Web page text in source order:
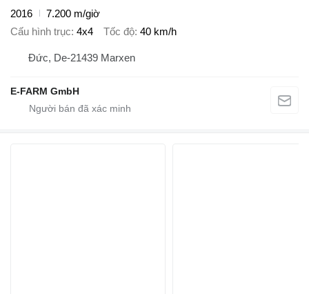
2016
7.200 m/giờ
Cấu hình trục 4x4 Tốc độ 40 km/h
Đức, De-21439 Marxen
E-FARM GmbH